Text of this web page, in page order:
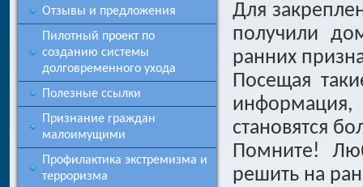
Отзывы и предложения
Пилотный проект по
созданию системы
долговременного ухода
Полезные ссылки
Признание граждан
малоимущими
Профилактика экстремизма и
терроризма
Для
получили
ранних
Посещая
информация,
становятся
Помните!
решить на